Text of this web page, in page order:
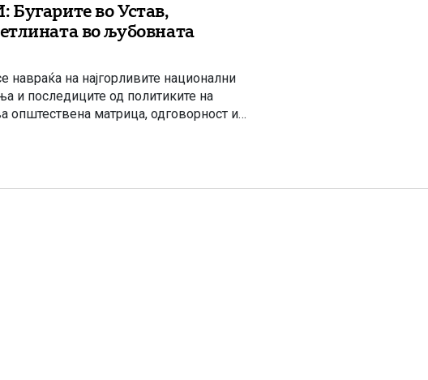
во Устав,
во љубовната
навраќа на најгорливите национални
и последиците од политиките на
општествена матрица, одговорност и